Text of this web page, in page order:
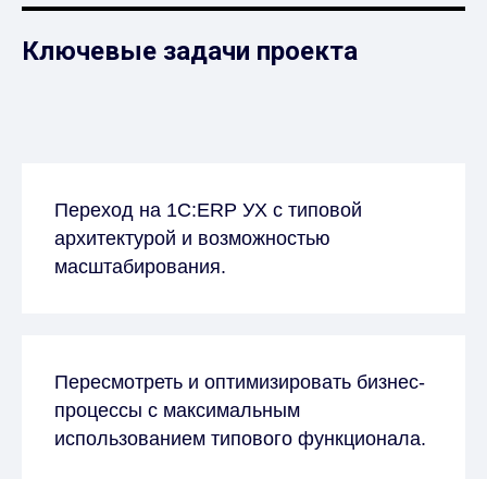
Ключевые задачи проекта
Переход на 1С:ERP УХ с типовой
архитектурой и возможностью
масштабирования.
Пересмотреть и оптимизировать бизнес-
процессы с максимальным
использованием типового функционала.